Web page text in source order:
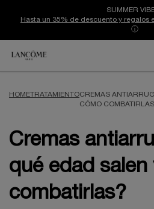
SUMMER
Hasta un 35% de descuento y regalos
ⓘ
HOMETRATAMIENTOCREMAS
CÓMO
Cremas
qué edad salen
combatirlas?